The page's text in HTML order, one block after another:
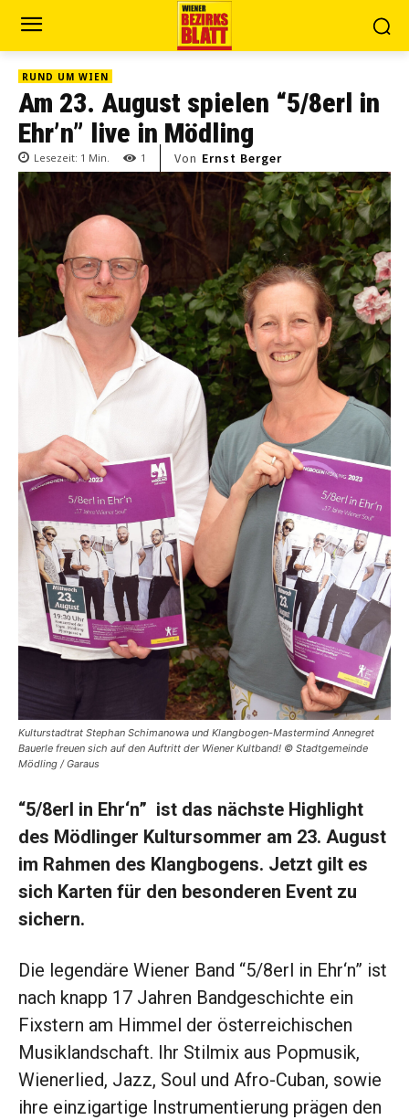
RUND UM WIEN
Am 23. August spielen “5/8erl in
Ehr’n” live in Mödling
Lesezeit: 1 Min. 1 Von Ernst Berger
Kulturstadtrat Stephan Schimanowa und Klangbogen-Mastermind Annegret
Bauerle freuen sich auf den Auftritt der Wiener Kultband! © Stadtgemeinde
Mödling / Garaus
“5/8erl in Ehr‘n” ist das nächste Highlight
des Mödlinger Kultursommer am 23. August
im Rahmen des Klangbogens. Jetzt gilt es
sich Karten für den besonderen Event zu
sichern.
Die legendäre Wiener Band “5/8erl in Ehr‘n” ist
nach knapp 17 Jahren Bandgeschichte ein
Fixstern am Himmel der österreichischen
Musiklandschaft. Ihr Stilmix aus Popmusik,
Wienerlied, Jazz, Soul und Afro-Cuban, sowie
ihre einzigartige Instrumentierung prägen den